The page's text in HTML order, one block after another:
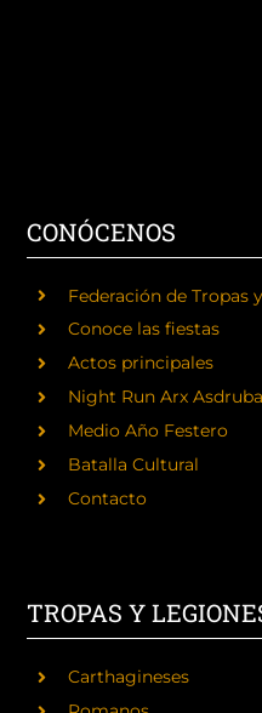
CONÓCENOS
Federación de Tropas
Conoce las fiestas
Actos principales
Night Run Arx
Medio Año Festero
Batalla Cultural
Contacto
TROPAS Y
Carthagineses